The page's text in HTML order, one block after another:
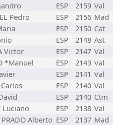
ESP 2159 Val
Pedro ESP 2156 Mad
ESP 2150 Cat
ESP 2148 Ast
Victor ESP 2147 Val
*Manuel ESP 2143 Val
ESP 2141 Val
Carlos ESP 2140 Val
ESP 2140 Ctm
Luciano ESP 2138 Val
PRADO Alberto ESP 2137 Mad